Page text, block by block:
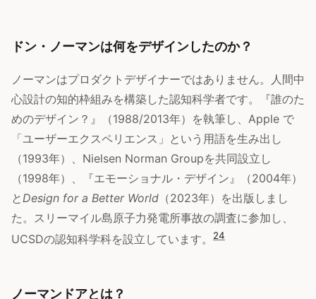
ドン・ノーマンは何をデザインしたのか？
ノーマンはプロダクトデザイナーではありません。人間中
心設計の知的枠組みを構築した認知科学者です。『誰のた
めのデザイン？』（1988/2013年）を執筆し、Apple で
「ユーザーエクスペリエンス」という用語を生み出し
（1993年）、Nielsen Norman Groupを共同設立し
（1998年）、『エモーショナル・デザイン』（2004年）
と Design for a Better World （2023年）を出版しまし
た。スリーマイル島原子力発電所事故の調査に参加し、
UCSDの認知科学科を設立しています。
24
ノーマンドアとは？